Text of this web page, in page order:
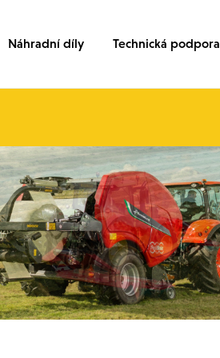
Náhradní díly Technická podpora